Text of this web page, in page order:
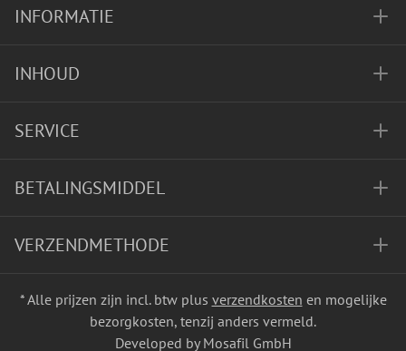
INFORMATIE
INHOUD
SERVICE
BETALINGSMIDDEL
VERZENDMETHODE
* Alle prijzen zijn incl. btw plus verzendkosten en mogelijke
bezorgkosten, tenzij anders vermeld.
Developed by Mosafil GmbH